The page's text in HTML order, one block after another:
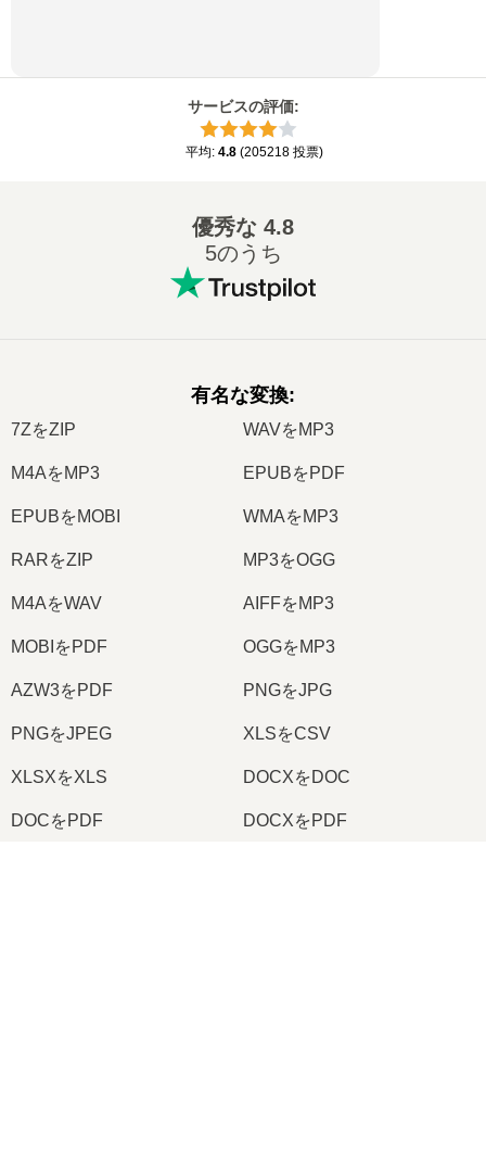
サービスの評価:
平均: 4.8 (205218 投票)
優秀な 4.8
5のうち
有名な変換:
7ZをZIP WAVをMP3
M4AをMP3 EPUBをPDF
EPUBをMOBI WMAをMP3
RARをZIP MP3をOGG
M4AをWAV AIFFをMP3
MOBIをPDF OGGをMP3
AZW3をPDF PNGをJPG
PNGをJPEG XLSをCSV
XLSXをXLS DOCXをDOC
DOCをPDF DOCXをPDF